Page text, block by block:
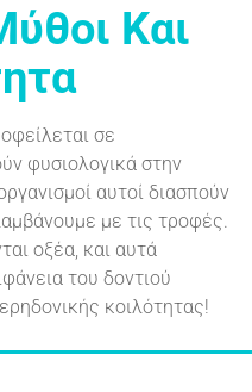
Και
σε
φυσιολογικά στην
αυτοί διασπούν
με τις τροφές.
οξέα, και αυτά
του δοντιού
κοιλότητας!